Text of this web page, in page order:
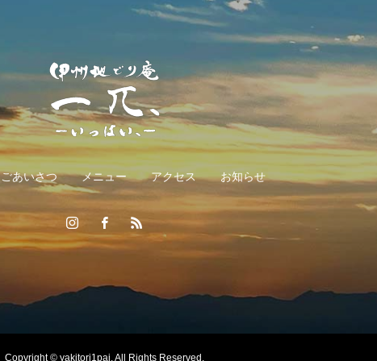
ごあいさつ メニュー アクセス お知らせ
Copyright © yakitori1pai. All Rights Reserved.